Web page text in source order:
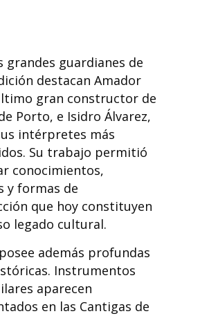
grandes guardianes de
destacan Amador
gran constructor de
Porto, e Isidro Álvarez,
intérpretes más
Su trabajo permitió
conocimientos,
y formas de
que hoy constituyen
legado cultural.
además profundas
Instrumentos
aparecen
en las Cantigas de